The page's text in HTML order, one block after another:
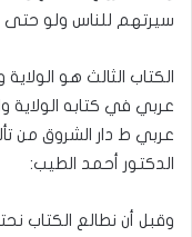
سيرتهم للناس ولو
الكتاب الثالث هو
عربي في كتابه الولاية
عربي ط دار الشروق
الدكتور أحمد الطيب:
وقبل أن نطالع الكتاب